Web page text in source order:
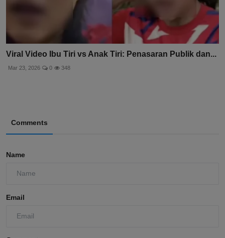
Viral Video Ibu Tiri vs Anak Tiri: Penasaran Publik dan...
Mar 23, 2026 0 348
Comments
Name
Email